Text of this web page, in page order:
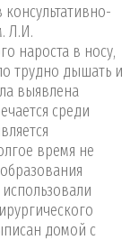
Л.И.
нароста в носу,
трудно дышать и
выявлена
среди
время не
домой с